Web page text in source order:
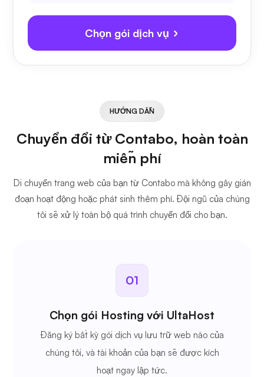
Chọn gói dịch vụ
HƯỚNG DẪN
Chuyển đổi từ Contabo, hoàn toàn
miễn phí
Di chuyển trang web của bạn từ Contabo mà không gây gián
đoạn hoạt động hoặc phát sinh thêm phí. Đội ngũ của chúng
tôi sẽ xử lý toàn bộ quá trình chuyển đổi cho bạn.
01
Chọn gói Hosting với UltaHost
Đăng ký bất kỳ gói dịch vụ lưu trữ web nào của
chúng tôi, và tài khoản của bạn sẽ được kích
hoạt ngay lập tức.